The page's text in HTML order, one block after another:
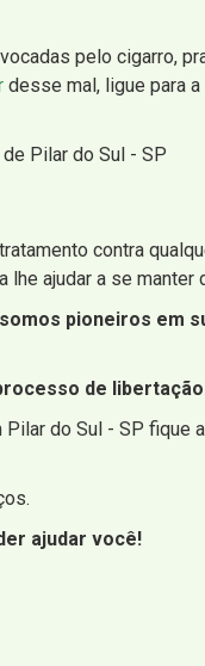
pelo cigarro,
desse mal, ligue para
Pilar do Sul - SP
contra
ajudar a se
pioneiros em
de
do Sul - SP fique
ajudar você!